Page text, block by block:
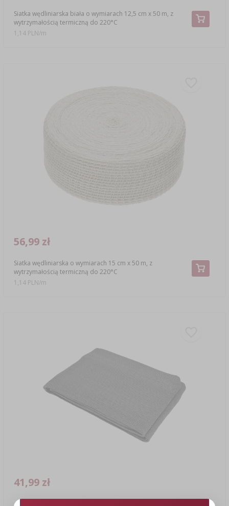
Siatka wędliniarska biała o wymiarach 12,5 cm x 50 m, z
wytrzymałością termiczną do 220°C
1,14 PLN/m
Siatka wędliniarska o wymiarach 15 cm x 50 m, z
wytrzymałością termiczną do 220°C
56,99 zł
1,14 PLN/m
41,99 zł